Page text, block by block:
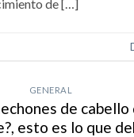
de […]
GENERAL
de cabello
esto es lo que